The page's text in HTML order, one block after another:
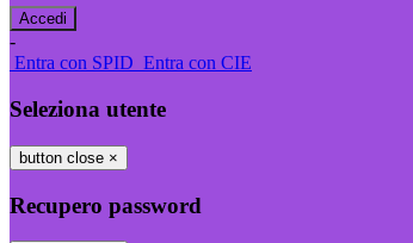
-
Entra con SPID Entra con CIE
Seleziona utente
button close ×
Recupero password